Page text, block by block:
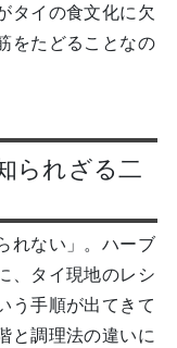
タイの食文化に欠
をたどることなの
られざる二
れない」。ハーブ
、タイ現地のレシ
う手順が出てきて
と調理法の違いに